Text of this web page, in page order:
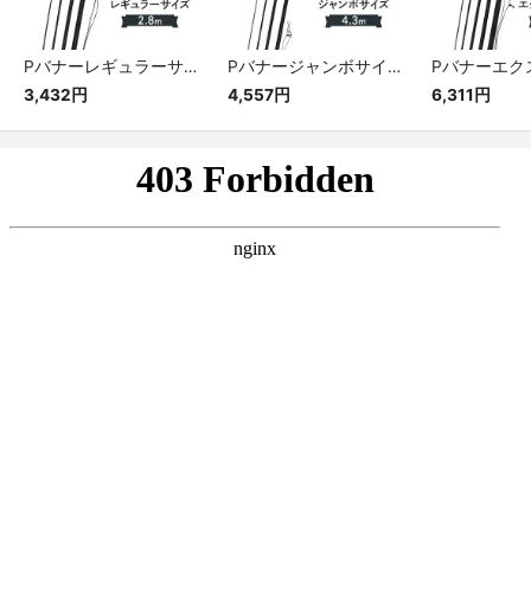
Pバナーレギュラーサイズ専用ポール
3,432円
Pバナージャンボサイズ専用ポール
4,557円
6,311円